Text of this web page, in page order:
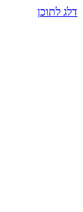
דלג לתוכן